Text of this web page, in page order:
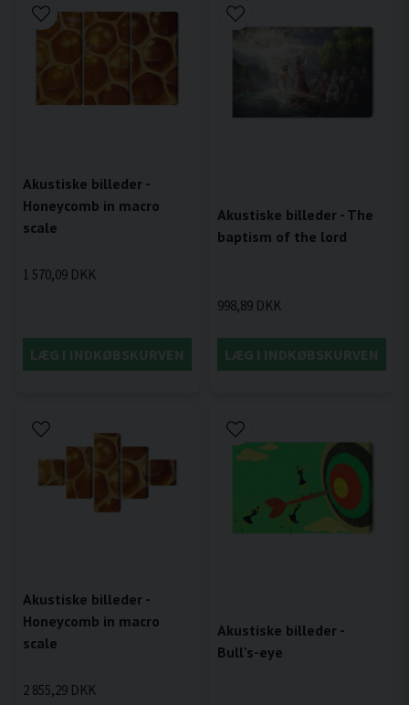
Akustiske billeder -
Honeycomb in macro
scale
1 570,09 DKK
LÆG I INDKØBSKURVEN
Akustiske billeder - The
baptism of the lord
998,89 DKK
LÆG I INDKØBSKURVEN
Akustiske billeder -
Honeycomb in macro
scale
2 855,29 DKK
Akustiske billeder -
Bull's-eye